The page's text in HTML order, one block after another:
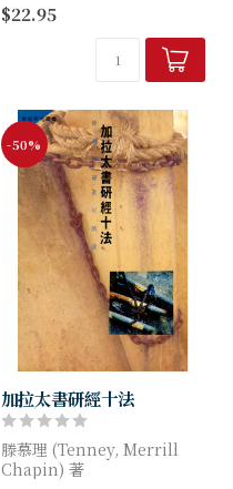
式，以古今中外基督教眾名家
著作為取材對象，擇善而錄，
摘其精華而刊出。
$22.95
-50%
加拉太書研經十法
滕慕理 (Tenney, Merrill
Chapin) 著